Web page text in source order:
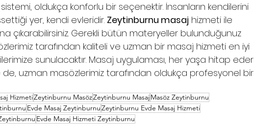
oldukça konforlu bir seçenektir. İnsanların kendilerini
yer, kendi evleridir. Zeytinburnu masaj hizmeti ile
çıkarabilirsiniz. Gerekli bütün materyeller bulunduğunuz
tarafından kaliteli ve uzman bir masaj hizmeti en iyi
sunulacaktır. Masaj uygulaması, her yaşa hitap eder
de, uzman masözlerimiz tarafından oldukça profesyonel bir
HizmetiZeytinburnu MasözZeytinburnu MasajMasöz Zeytinburnu
Evde Masaj ZeytinburnuZeytinburnu Evde Masaj Hizmeti
Evde Masaj Hizmeti Zeytinburnu